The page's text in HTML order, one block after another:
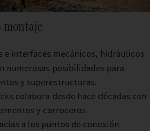
montaje
e interfaces mecánicos, hidráulicos
numerosas posibilidades para
y superestructuras.
colabora desde hace décadas con
y carroceros
a los puntos de conexión